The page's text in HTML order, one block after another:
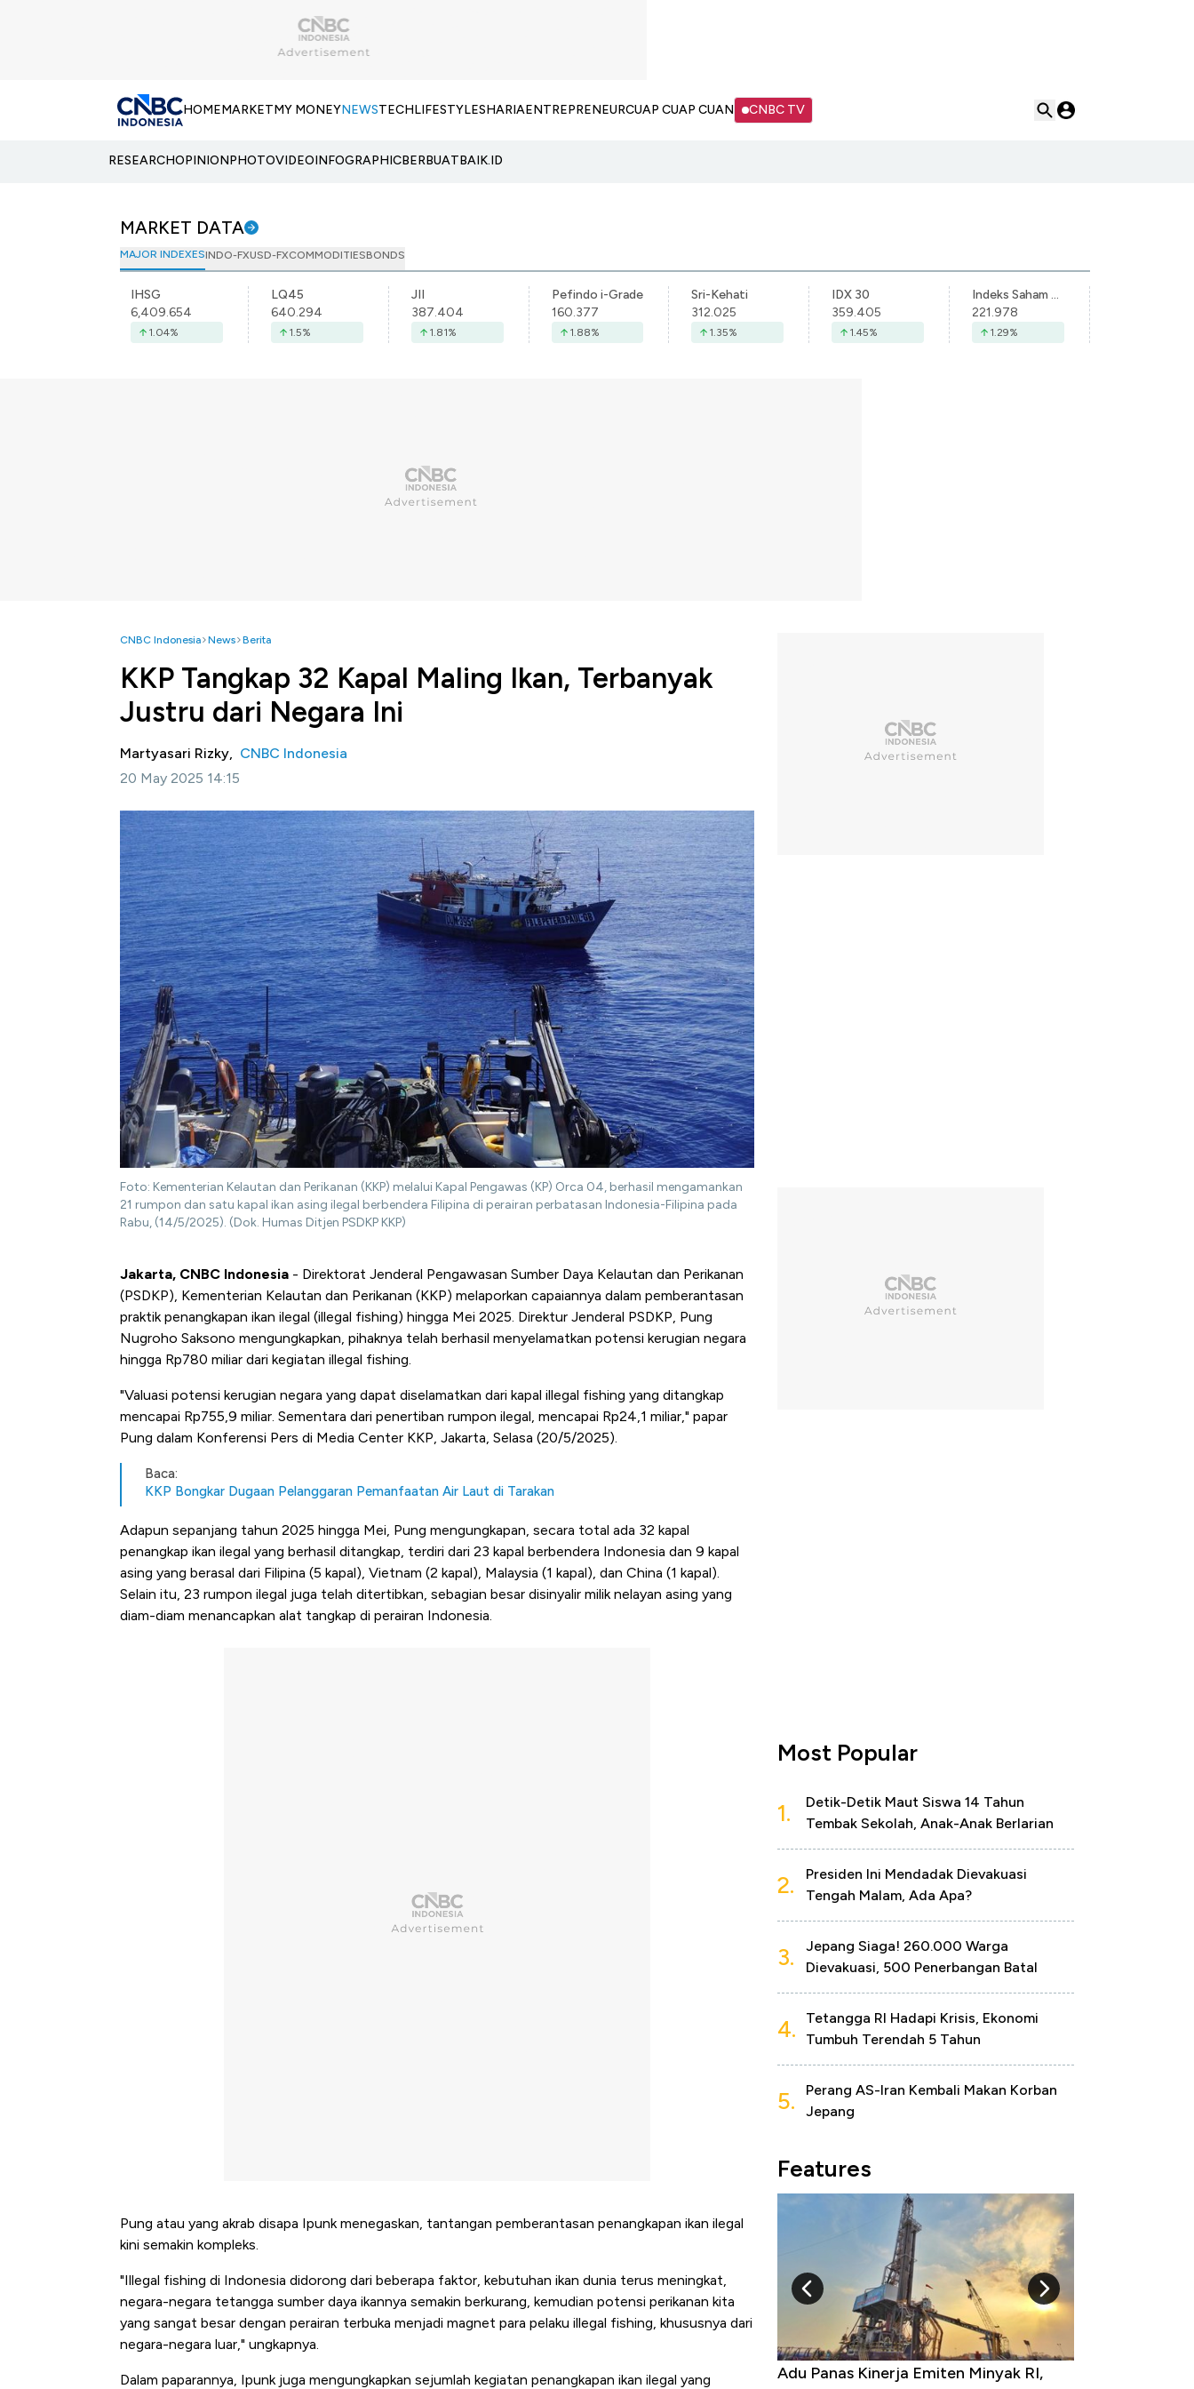
HOMEMARKETMY MONEYNEWSTECHLIFESTYLESHARIAENTREPRENEURCUAP CUAP CUAN CNBC TV
RESEARCHOPINIONPHOTOVIDEOINFOGRAPHICBERBUATBAIK.ID
MARKET DATA
MAJOR INDEXESINDO-FXUSD-FXCOMMODITIESBONDS
IHSG
6,409.654
1.04%
LQ45
640.294
1.5%
JII
387.404
1.81%
Pefindo i-Grade
160.377
1.88%
Sri-Kehati
312.025
1.35%
IDX 30
359.405
1.45%
Indeks Saham Syariah Indonesia
221.978
1.29%
CNBC Indonesia News Berita
KKP Tangkap 32 Kapal Maling Ikan, Terbanyak
Justru dari Negara Ini
Martyasari Rizky, CNBC Indonesia
20 May 2025 14:15
Foto: Kementerian Kelautan dan Perikanan (KKP) melalui Kapal Pengawas (KP) Orca 04, berhasil mengamankan
21 rumpon dan satu kapal ikan asing ilegal berbendera Filipina di perairan perbatasan Indonesia-Filipina pada
Rabu, (14/5/2025). (Dok. Humas Ditjen PSDKP KKP)
Jakarta, CNBC Indonesia - Direktorat Jenderal Pengawasan Sumber Daya Kelautan dan Perikanan
(PSDKP), Kementerian Kelautan dan Perikanan (KKP) melaporkan capaiannya dalam pemberantasan
praktik penangkapan ikan ilegal (illegal fishing) hingga Mei 2025. Direktur Jenderal PSDKP, Pung
Nugroho Saksono mengungkapkan, pihaknya telah berhasil menyelamatkan potensi kerugian negara
hingga Rp780 miliar dari kegiatan illegal fishing.
"Valuasi potensi kerugian negara yang dapat diselamatkan dari kapal illegal fishing yang ditangkap
mencapai Rp755,9 miliar. Sementara dari penertiban rumpon ilegal, mencapai Rp24,1 miliar," papar
Pung dalam Konferensi Pers di Media Center KKP, Jakarta, Selasa (20/5/2025).
Baca:
KKP Bongkar Dugaan Pelanggaran Pemanfaatan Air Laut di Tarakan
Adapun sepanjang tahun 2025 hingga Mei, Pung mengungkapan, secara total ada 32 kapal
penangkap ikan ilegal yang berhasil ditangkap, terdiri dari 23 kapal berbendera Indonesia dan 9 kapal
asing yang berasal dari Filipina (5 kapal), Vietnam (2 kapal), Malaysia (1 kapal), dan China (1 kapal).
Selain itu, 23 rumpon ilegal juga telah ditertibkan, sebagian besar disinyalir milik nelayan asing yang
diam-diam menancapkan alat tangkap di perairan Indonesia.
Pung atau yang akrab disapa Ipunk menegaskan, tantangan pemberantasan penangkapan ikan ilegal
kini semakin kompleks.
"Illegal fishing di Indonesia didorong dari beberapa faktor, kebutuhan ikan dunia terus meningkat,
negara-negara tetangga sumber daya ikannya semakin berkurang, kemudian potensi perikanan kita
yang sangat besar dengan perairan terbuka menjadi magnet para pelaku illegal fishing, khususnya dari
negara-negara luar," ungkapnya.
Dalam paparannya, Ipunk juga mengungkapkan sejumlah kegiatan penangkapan ikan ilegal yang
Most Popular
1.
Detik-Detik Maut Siswa 14 Tahun
Tembak Sekolah, Anak-Anak Berlarian
2.
Presiden Ini Mendadak Dievakuasi
Tengah Malam, Ada Apa?
3.
Jepang Siaga! 260.000 Warga
Dievakuasi, 500 Penerbangan Batal
4.
Tetangga RI Hadapi Krisis, Ekonomi
Tumbuh Terendah 5 Tahun
5.
Perang AS-Iran Kembali Makan Korban
Jepang
Features
Kongo Tutup Keran Ekspor, Harga
Adu Panas Kinerja Emiten Minyak RI,
10 Provinsi dengan Tingkat